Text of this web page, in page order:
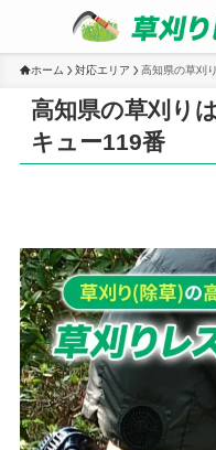
ホーム 対応エリア 高知県の草刈
高知県の草刈り
キュー119番